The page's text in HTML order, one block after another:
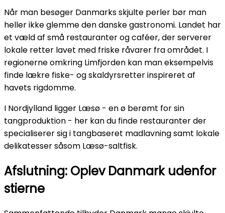
Når man besøger Danmarks skjulte perler bør man
heller ikke glemme den danske gastronomi. Landet har
et væld af små restauranter og caféer, der serverer
lokale retter lavet med friske råvarer fra området. I
regionerne omkring Limfjorden kan man eksempelvis
finde lækre fiske- og skaldyrsretter inspireret af
havets rigdomme.
I Nordjylland ligger Læsø - en ø berømt for sin
tangproduktion - her kan du finde restauranter der
specialiserer sig i tangbaseret madlavning samt lokale
delikatesser såsom Læsø-saltfisk.
Afslutning: Oplev Danmark udenfor
stierne